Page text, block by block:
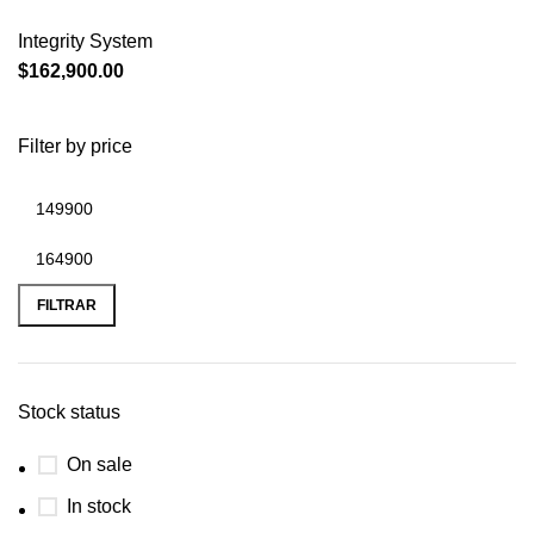
Filter by price
FILTRAR
Stock status
On sale
In stock
Integrity System
$162,900.00